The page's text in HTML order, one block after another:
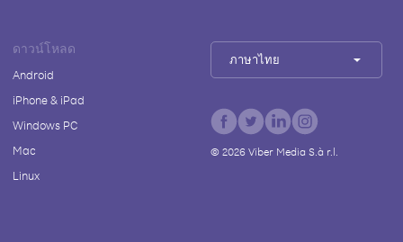
ดาวน์โหลด
Android
iPhone & iPad
Windows PC
Mac
Linux
ภาษาไทย
© 2026Viber Media S.à r.l.